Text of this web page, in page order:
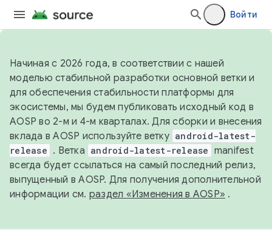
Войти
Начиная с 2026 года, в соответствии с нашей
моделью стабильной разработки основной ветки и
для обеспечения стабильности платформы для
экосистемы, мы будем публиковать исходный код в
AOSP во 2-м и 4-м кварталах. Для сборки и внесения
вклада в AOSP используйте ветку android-latest-
release . Ветка android-latest-release manifest
всегда будет ссылаться на самый последний релиз,
выпущенный в AOSP. Для получения дополнительной
информации см. раздел «Изменения в AOSP» .